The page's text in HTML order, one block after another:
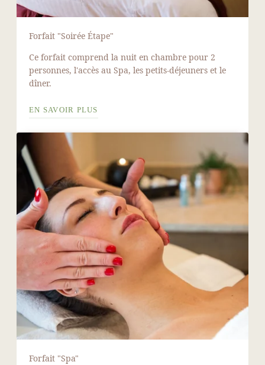
Forfait "Soirée Étape"
Ce forfait comprend la nuit en chambre pour 2
personnes, l'accès au Spa, les petits-déjeuners et le
dîner.
EN SAVOIR PLUS
Forfait "Spa"